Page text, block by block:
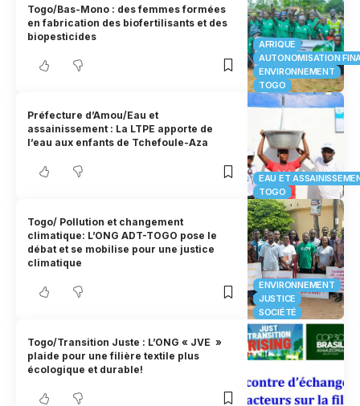
AFRIQUE
AUTONOMISATION
ENVIRONNEMENT
TOGO
Togo/Bas-Mono : des femmes formées
en fabrication des biofertilisants et des
biopesticides
EAU ET
TOGO
Préfecture d’Amou/Eau et
assainissement : La LTPE apporte de
l’eau aux enfants de Tchefoule-Aza
ENVIRONNEMENT
JUSTICE
SOCIÉTÉ
Togo/ Pollution et changement
climatique: L’ONG ADT-TOGO pose le
débat et se mobilise pour une justice
climatique
Togo/Transition Juste : L’ONG « JVE »
plaide pour une filière textile plus
écologique et durable!